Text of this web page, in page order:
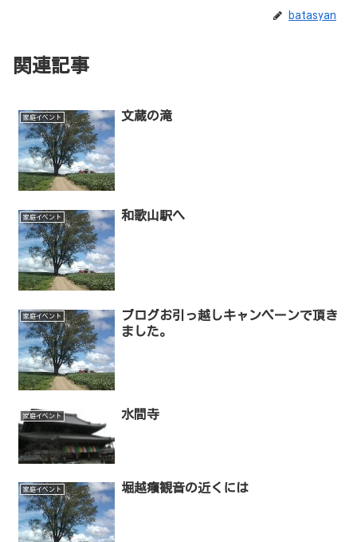
batasyan
関連記事
家庭イベント 文蔵の滝
家庭イベント 和歌山駅へ
家庭イベント
ブログお引っ越しキャンペーンで頂き
ました。
家庭イベント 水間寺
家庭イベント 堀越癪観音の近くには